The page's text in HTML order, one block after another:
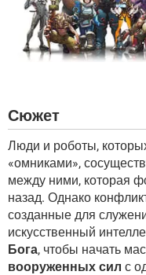
Сюжет
Люди и роботы,
«омниками»,
между ними, которая
назад. Однако
созданные для
искусственный
Бога, чтобы начать
вооруженных сил с